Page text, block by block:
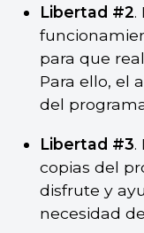
Libertad #2.
para que
Para ello, el
del
Libertad #3.
copias del
disfrute y
necesidad